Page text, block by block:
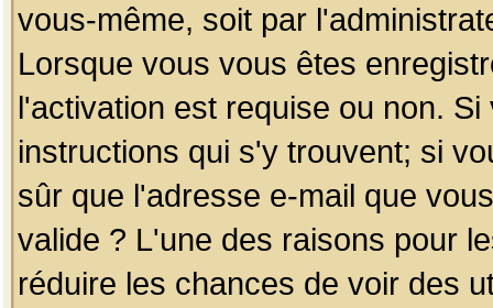
vous-même, soit par
Lorsque vous vous êtes
l'activation est requise ou non.
instructions qui s'y trouvent; si
sûr que l'adresse e-mail que
valide ? L'une des raisons pour
réduire les chances de voir des